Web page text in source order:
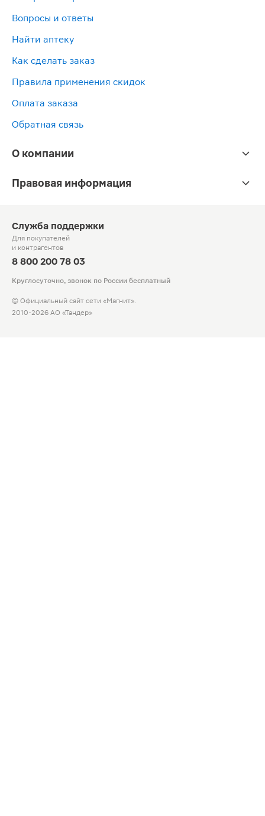
Вопросы и ответы
Найти аптеку
Как сделать заказ
Правила применения скидок
Оплата заказа
Обратная связь
О компании
Правовая информация
Служба поддержки
Для покупателей
и контрагентов
8 800 200 78 03
Круглосуточно, звонок по России бесплатный
© Официальный сайт сети «Магнит».
2010-2026 АО «Тандер»